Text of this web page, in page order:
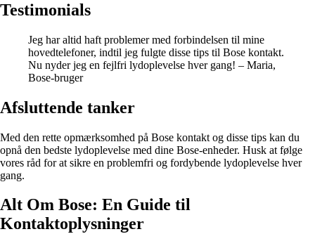
Testimonials
Jeg har altid haft problemer med forbindelsen til mine
hovedtelefoner, indtil jeg fulgte disse tips til Bose kontakt.
Nu nyder jeg en fejlfri lydoplevelse hver gang! – Maria,
Bose-bruger
Afsluttende tanker
Med den rette opmærksomhed på Bose kontakt og disse tips kan du
opnå den bedste lydoplevelse med dine Bose-enheder. Husk at følge
vores råd for at sikre en problemfri og fordybende lydoplevelse hver
gang.
Alt Om Bose: En Guide til
Kontaktoplysninger